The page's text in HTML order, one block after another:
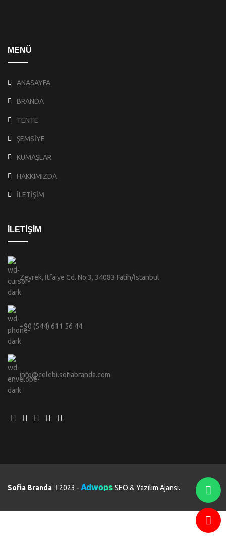
MENÜ
ANASAYFA
BRANDA
TENTE
ŞEMSİYE
KUMAŞLAR
HAKKIMIZDA
İLETİŞİM
İLETİŞİM
Zeyrek, İtfaiye Cd. No:3, 34083 Fatih/İstanbul
+90 (544) 611 56 44
info@celebi.sofiabranda.com
Sofia Branda 2023 - AdwopsSEO & Yazılım Ajansı.